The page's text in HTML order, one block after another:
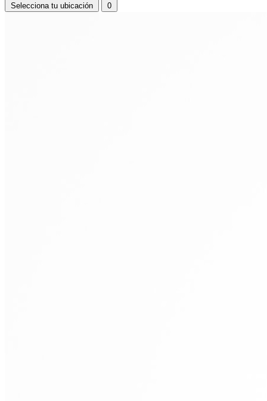
Selecciona tu ubicación 0